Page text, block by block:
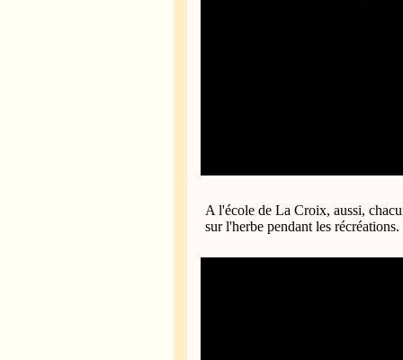
A l'école de La Croix, aussi,
sur l'herbe pendant les récréations.